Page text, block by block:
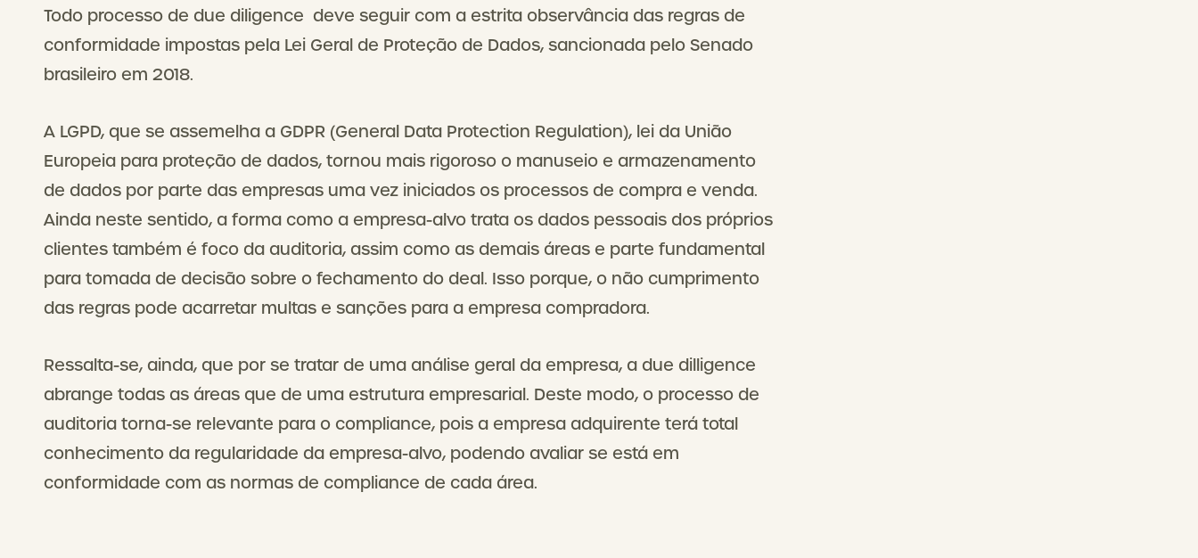
Todo processo de due diligence deve seguir com a estrita observância das regras de
conformidade impostas pela Lei Geral de Proteção de Dados, sancionada pelo Senado
brasileiro em 2018.
A LGPD, que se assemelha a GDPR (General Data Protection Regulation), lei da União
Europeia para proteção de dados, tornou mais rigoroso o manuseio e armazenamento
de dados por parte das empresas uma vez iniciados os processos de compra e venda.
Ainda neste sentido, a forma como a empresa-alvo trata os dados pessoais dos próprios
clientes também é foco da auditoria, assim como as demais áreas e parte fundamental
para tomada de decisão sobre o fechamento do deal. Isso porque, o não cumprimento
das regras pode acarretar multas e sanções para a empresa compradora.
Ressalta-se, ainda, que por se tratar de uma análise geral da empresa, a due dilligence
abrange todas as áreas que de uma estrutura empresarial. Deste modo, o processo de
auditoria torna-se relevante para o compliance, pois a empresa adquirente terá total
conhecimento da regularidade da empresa-alvo, podendo avaliar se está em
conformidade com as normas de compliance de cada área.